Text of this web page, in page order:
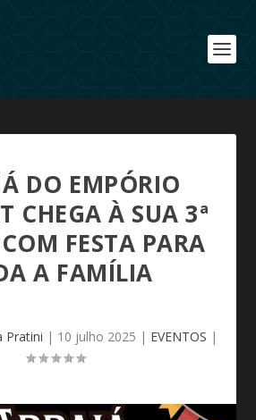
DO EMPÓRIO
CHEGA À SUA 3ª
FESTA PARA
A FAMÍLIA
Pratini | 10 julho 2025 | EVENTOS |